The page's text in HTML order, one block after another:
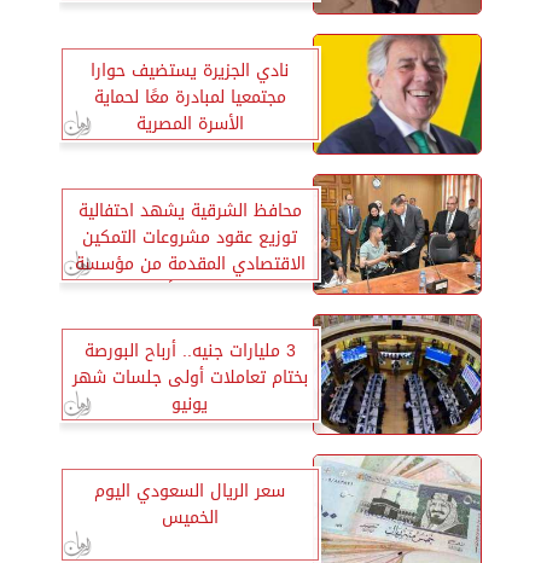
نادي الجزيرة يستضيف حوارا
مجتمعيا لمبادرة معًا لحماية
الأسرة المصرية
محافظ الشرقية يشهد احتفالية
توزيع عقود مشروعات التمكين
الاقتصادي المقدمة من مؤسسة
مصر الخير والبنك الأهلي المصري
3 مليارات جنيه.. أرباح البورصة
بختام تعاملات أولى جلسات شهر
يونيو
سعر الريال السعودي اليوم
الخميس